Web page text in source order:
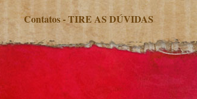
Contatos - TIRE AS DÚVIDAS